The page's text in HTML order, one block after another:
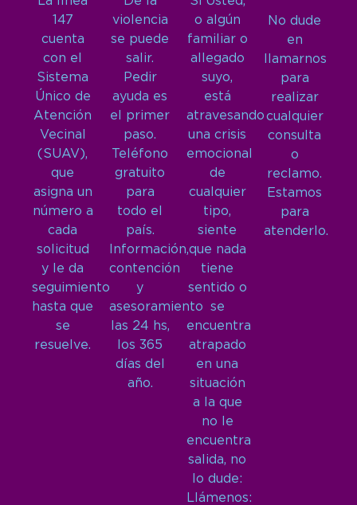
147
cuenta
con el
Sistema
Único de
Atención
Vecinal
(SUAV),
que
asigna un
número a
cada
solicitud
y le da
seguimiento
hasta que
se
resuelve.
violencia
se puede
salir.
Pedir
ayuda es
el primer
paso.
Teléfono
gratuito
para
todo el
país.
Información,
contención
y
asesoramiento
las 24 hs,
los 365
días del
año.
o algún
familiar o
allegado
suyo,
está
atravesando
una crisis
emocional
de
cualquier
tipo,
siente
que nada
tiene
sentido o
se
encuentra
atrapado
en una
situación
a la que
no le
encuentra
salida, no
lo dude:
Llámenos:
No dude
en
llamarnos
para
realizar
cualquier
consulta
o
reclamo.
Estamos
para
atenderlo.